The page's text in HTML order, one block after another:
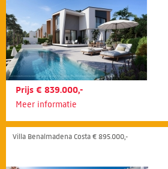
Prijs € 839.000,-
Meer informatie
Villa Benalmadena Costa € 895.000,-